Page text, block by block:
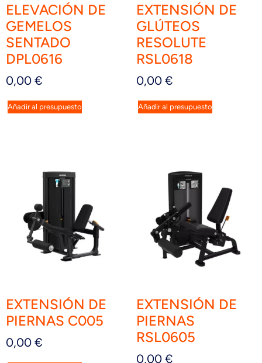
ELEVACIÓN DE
GEMELOS
SENTADO
DPL0616
0,00 €
Añadir al presupuesto
EXTENSIÓN DE
GLÚTEOS
RESOLUTE
RSL0618
0,00 €
Añadir al presupuesto
EXTENSIÓN DE
PIERNAS C005
0,00 €
EXTENSIÓN DE
PIERNAS
RSL0605
0,00 €